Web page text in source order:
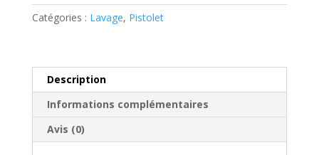
280bar
Catégories : Lavage, Pistolet
Description
Informations complémentaires
Avis (0)